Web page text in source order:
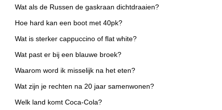
Wat als de Russen de gaskraan dichtdraaien?
Hoe hard kan een boot met 40pk?
Wat is sterker cappuccino of flat white?
Wat past er bij een blauwe broek?
Waarom word ik misselijk na het eten?
Wat zijn je rechten na 20 jaar samenwonen?
Welk land komt Coca-Cola?